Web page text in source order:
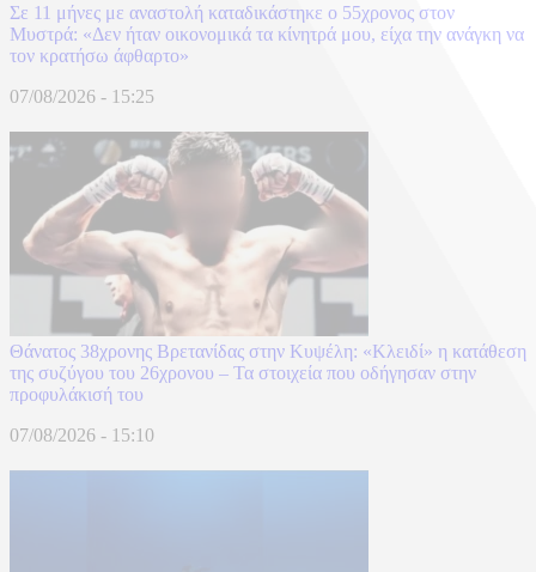
Σε 11 μήνες με αναστολή καταδικάστηκε ο 55χρονος στον
Μυστρά: «Δεν ήταν οικονομικά τα κίνητρά μου, είχα την ανάγκη να
τον κρατήσω άφθαρτο»
07/08/2026 - 15:25
Θάνατος 38χρονης Βρετανίδας στην Κυψέλη: «Κλειδί» η κατάθεση
της συζύγου του 26χρονου – Τα στοιχεία που οδήγησαν στην
προφυλάκισή του
07/08/2026 - 15:10